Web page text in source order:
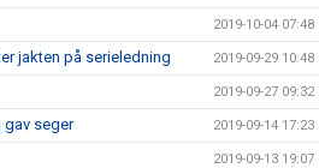
2019-10-04 07:48
jakten på serieledning 2019-09-29 10:48
2019-09-27 09:32
gav seger 2019-09-14 17:23
2019-09-13 19:07